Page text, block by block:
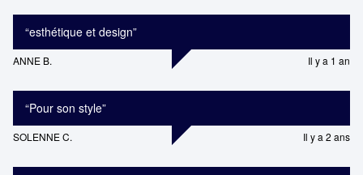
“esthétique et design”
ANNE B. Il y a 1 an
“Pour son style”
SOLENNE C. Il y a 2 ans